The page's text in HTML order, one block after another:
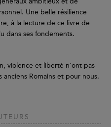
Une belle résilience
à la lecture de ce livre de
dans ses fondements.
violence et liberté n'ont pas
anciens Romains et pour nous.